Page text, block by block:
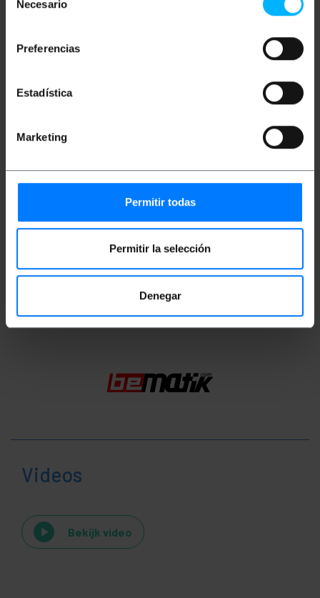
Necesario
Preferencias
Estadística
Marketing
Permitir todas
Permitir la selección
Denegar
485-, + 5V en GND) wordt geleverd. Compatibel met
Aantal pakketten: 1
Product bestand 1
Videos
Bekijk video